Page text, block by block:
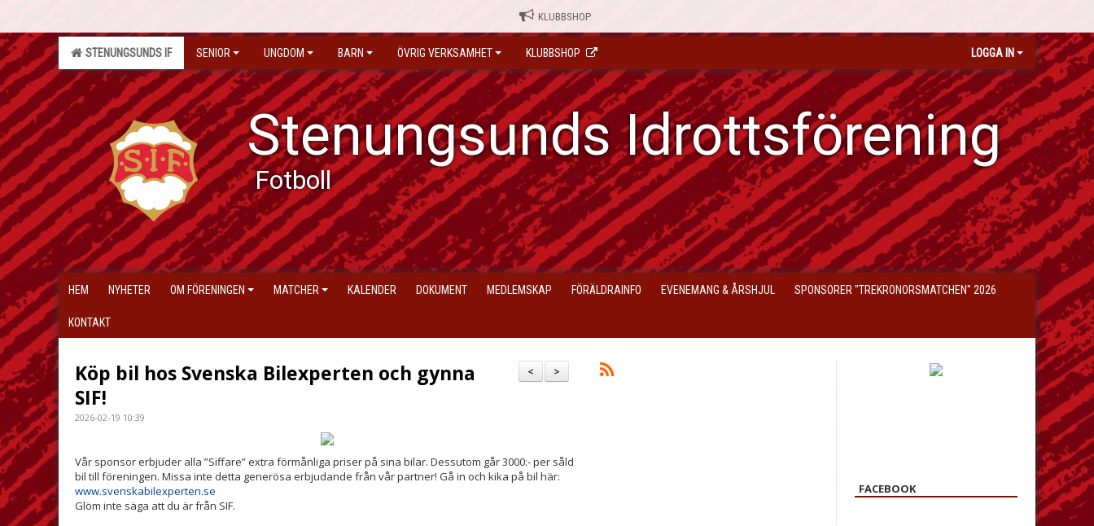
KLUBBSHOP
STENUNGSUNDS IF SENIOR UNGDOM BARN ÖVRIG VERKSAMHET KLUBBSHOP LOGGA IN
Stenungsunds Idrottsförening
Fotboll
HEM NYHETER OM FÖRENINGEN MATCHER KALENDER DOKUMENT MEDLEMSKAP FÖRÄLDRAINFO EVENEMANG & ÅRSHJUL SPONSORER "TREKRONORSMATCHEN" 2026
KONTAKT
>
<
Köp bil hos Svenska Bilexperten och gynna
SIF!
2026-02-19 10:39
Vår sponsor erbjuder alla ”Siffare” extra förmånliga priser på sina bilar. Dessutom går 3000:- per såld
bil till föreningen. Missa inte detta generösa erbjudande från vår partner! Gå in och kika på bil här:
www.svenskabilexperten.se
Glöm inte säga att du är från SIF.
FACEBOOK